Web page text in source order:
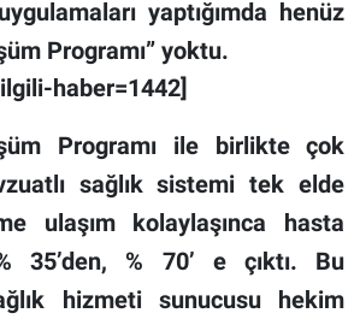
yaptığımda henüz
Programı” yoktu.
haber=1442]
Programı ile birlikte çok
sağlık sistemi tek elde
ulaşım kolaylaşınca hasta
35’den, % 70’ e çıktı. Bu
hizmeti sunucusu hekim